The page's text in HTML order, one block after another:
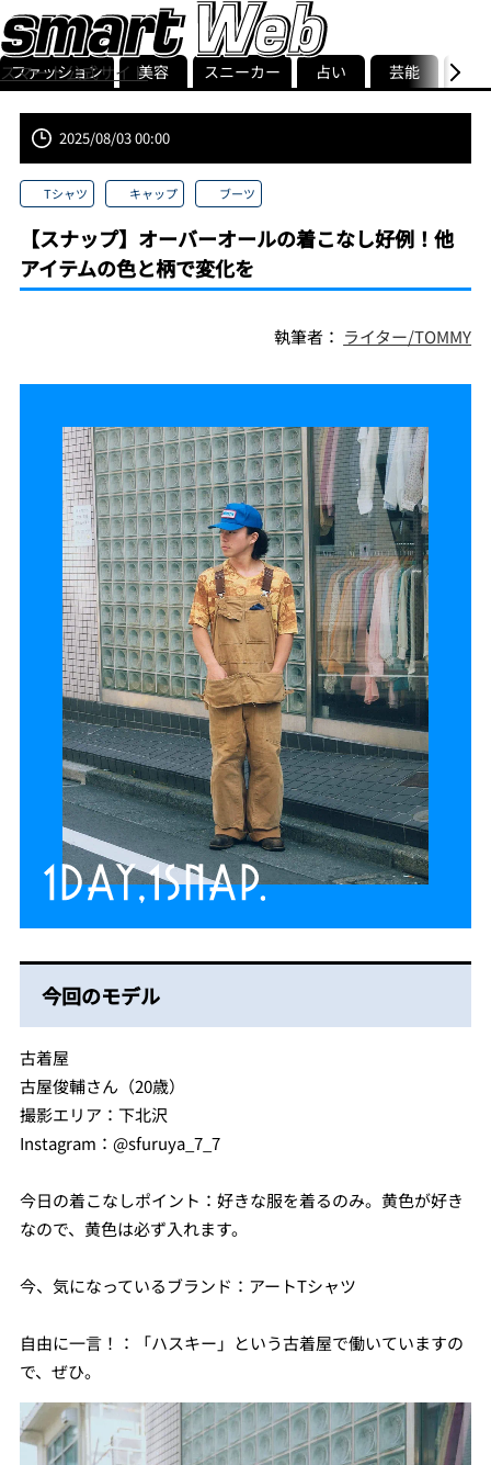
スマート公式サイト
smart最新号
記事一覧ランキング
ストリ
ファッション 美容 スニーカー 占い 芸能 グル
2025/08/03 00:00
Tシャツ キャップ ブーツ
【スナップ】オーバーオールの着こなし好例！他
アイテムの色と柄で変化を
執筆者： ライター/TOMMY
今回のモデル
古着屋
古屋俊輔さん（20歳）
撮影エリア：下北沢
Instagram：@sfuruya_7_7
今日の着こなしポイント：好きな服を着るのみ。黄色が好き
なので、黄色は必ず入れます。
今、気になっているブランド：アートTシャツ
自由に一言！：「ハスキー」という古着屋で働いていますの
で、ぜひ。